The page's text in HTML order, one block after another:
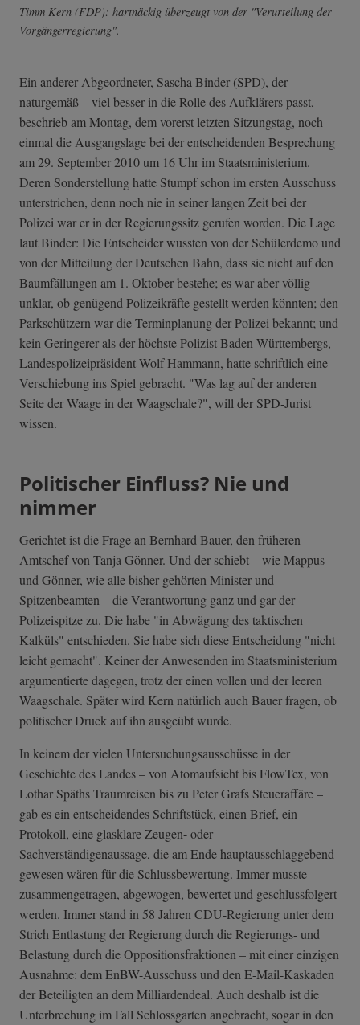
Timm Kern (FDP): hartnäckig überzeugt von der "Verurteilung der
Vorgängerregierung".
Ein anderer Abgeordneter, Sascha Binder (SPD), der –
naturgemäß – viel besser in die Rolle des Aufklärers passt,
beschrieb am Montag, dem vorerst letzten Sitzungstag, noch
einmal die Ausgangslage bei der entscheidenden Besprechung
am 29. September 2010 um 16 Uhr im Staatsministerium.
Deren Sonderstellung hatte Stumpf schon im ersten Ausschuss
unterstrichen, denn noch nie in seiner langen Zeit bei der
Polizei war er in der Regierungssitz gerufen worden. Die Lage
laut Binder: Die Entscheider wussten von der Schülerdemo und
von der Mitteilung der Deutschen Bahn, dass sie nicht auf den
Baumfällungen am 1. Oktober bestehe; es war aber völlig
unklar, ob genügend Polizeikräfte gestellt werden könnten; den
Parkschützern war die Terminplanung der Polizei bekannt; und
kein Geringerer als der höchste Polizist Baden-Württembergs,
Landespolizeipräsident Wolf Hammann, hatte schriftlich eine
Verschiebung ins Spiel gebracht. "Was lag auf der anderen
Seite der Waage in der Waagschale?", will der SPD-Jurist
wissen.
Politischer Einfluss? Nie und
nimmer
Gerichtet ist die Frage an Bernhard Bauer, den früheren
Amtschef von Tanja Gönner. Und der schiebt – wie Mappus
und Gönner, wie alle bisher gehörten Minister und
Spitzenbeamten – die Verantwortung ganz und gar der
Polizeispitze zu. Die habe "in Abwägung des taktischen
Kalküls" entschieden. Sie habe sich diese Entscheidung "nicht
leicht gemacht". Keiner der Anwesenden im Staatsministerium
argumentierte dagegen, trotz der einen vollen und der leeren
Waagschale. Später wird Kern natürlich auch Bauer fragen, ob
politischer Druck auf ihn ausgeübt wurde.
In keinem der vielen Untersuchungsausschüsse in der
Geschichte des Landes – von Atomaufsicht bis FlowTex, von
Lothar Späths Traumreisen bis zu Peter Grafs Steueraffäre –
gab es ein entscheidendes Schriftstück, einen Brief, ein
Protokoll, eine glasklare Zeugen- oder
Sachverständigenaussage, die am Ende hauptausschlaggebend
gewesen wären für die Schlussbewertung. Immer musste
zusammengetragen, abgewogen, bewertet und geschlussfolgert
werden. Immer stand in 58 Jahren CDU-Regierung unter dem
Strich Entlastung der Regierung durch die Regierungs- und
Belastung durch die Oppositionsfraktionen – mit einer einzigen
Ausnahme: dem EnBW-Ausschuss und den E-Mail-Kaskaden
der Beteiligten an dem Milliardendeal. Auch deshalb ist die
Unterbrechung im Fall Schlossgarten angebracht, sogar in den